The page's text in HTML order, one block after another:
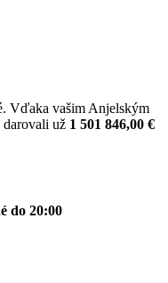
Vďaka vašim Anjelským
darovali už 1 501 846,00 €
do 20:00